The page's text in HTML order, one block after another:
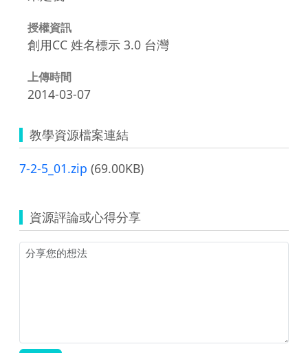
授權資訊
創用CC 姓名標示 3.0 台灣
上傳時間
2014-03-07
教學資源檔案連結
7-2-5_01.zip (69.00KB)
資源評論或心得分享